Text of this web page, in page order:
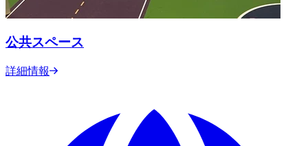
公共スペース
詳細情報